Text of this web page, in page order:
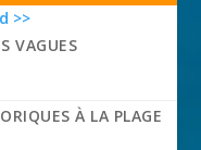
>>
VAGUES
À LA PLAGE